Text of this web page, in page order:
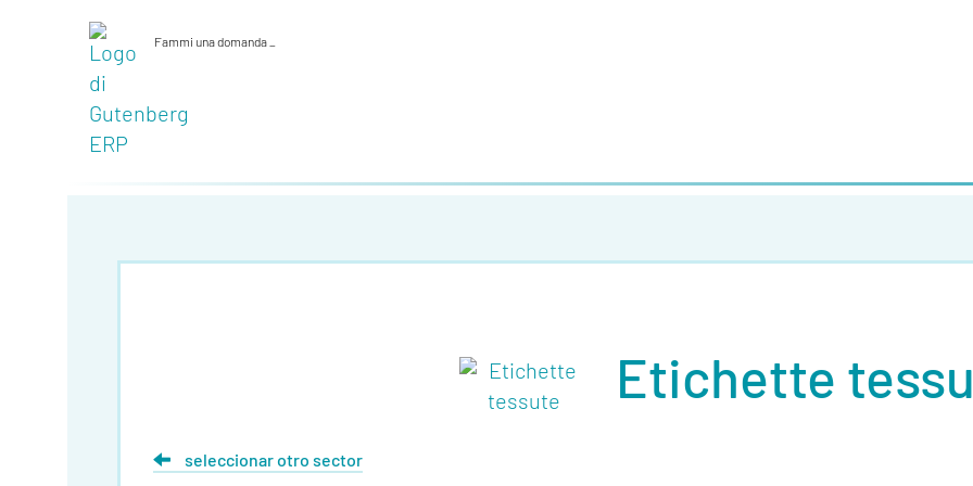
Fammi una domanda
Etichette
seleccionar otro sector